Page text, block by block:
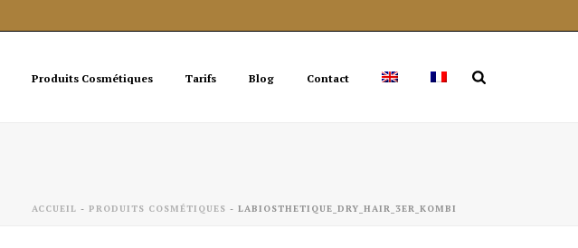
Produits Cosmétiques Tarifs Blog Contact
ACCUEIL - PRODUITS COSMÉTIQUES - LABIOSTHETIQUE_DRY_HAIR_3ER_KOMBI